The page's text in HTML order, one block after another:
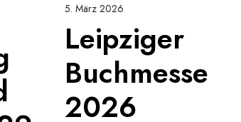
e
r
B
u
c
h
m
5. März 2026
Leipziger
Buchmesse
2026